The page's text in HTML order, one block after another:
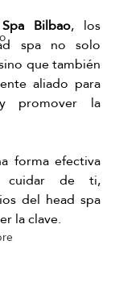
Bilbao, los
spa no solo
que también
aliado para
promover la
forma efectiva
cuidar de ti,
del head spa
la clave.